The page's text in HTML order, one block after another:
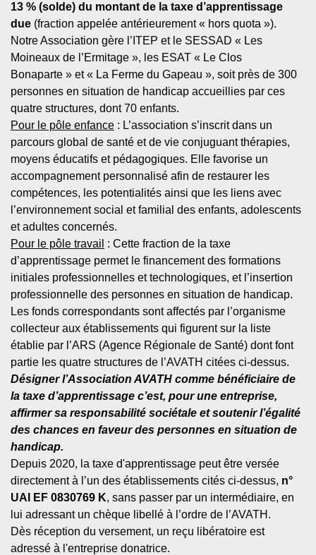
13 % (solde) du montant de la taxe d’apprentissage
due (fraction appelée antérieurement « hors quota »).
Notre Association gère l’ITEP et le SESSAD « Les
Moineaux de l’Ermitage », les ESAT « Le Clos
Bonaparte » et « La Ferme du Gapeau », soit près de 300
personnes en situation de handicap accueillies par ces
quatre structures, dont 70 enfants.
Pour le pôle enfance : L’association s’inscrit dans un
parcours global de santé et de vie conjuguant thérapies,
moyens éducatifs et pédagogiques. Elle favorise un
accompagnement personnalisé afin de restaurer les
compétences, les potentialités ainsi que les liens avec
l’environnement social et familial des enfants, adolescents
et adultes concernés.
Pour le pôle travail : Cette fraction de la taxe
d’apprentissage permet le financement des formations
initiales professionnelles et technologiques, et l’insertion
professionnelle des personnes en situation de handicap.
Les fonds correspondants sont affectés par l’organisme
collecteur aux établissements qui figurent sur la liste
établie par l’ARS (Agence Régionale de Santé) dont font
partie les quatre structures de l’AVATH citées ci-dessus.
Désigner l’Association AVATH comme bénéficiaire de
la taxe d’apprentissage c’est, pour une entreprise,
affirmer sa responsabilité sociétale et soutenir l’égalité
des chances en faveur des personnes en situation de
handicap.
Depuis 2020, la taxe d'apprentissage peut être versée
directement à l’un des établissements cités ci-dessus, n°
UAI EF 0830769 K, sans passer par un intermédiaire, en
lui adressant un chèque libellé à l’ordre de l’AVATH.
Dès réception du versement, un reçu libératoire est
adressé à l'entreprise donatrice.